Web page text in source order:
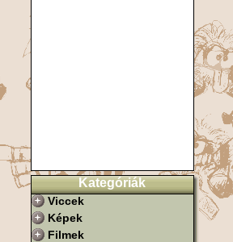
Kategóriák
Viccek
Képek
Filmek